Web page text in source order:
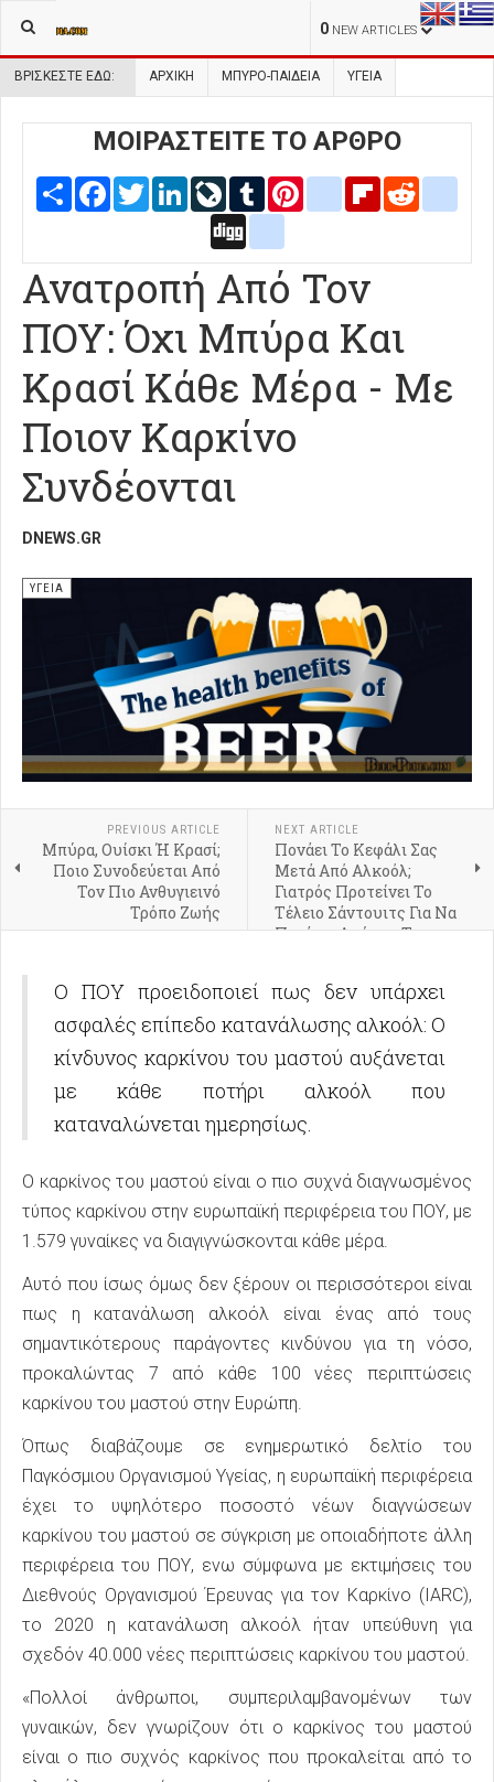
0 NEW ARTICLES
ΒΡΊΣΚΕΣΤΕ ΕΔΏ: ΑΡΧΙΚΉ ΜΠΥΡΟ-ΠΑΙΔΕΙΑ ΥΓΕΙΑ
ΜΟΙΡΑΣΤΕΙΤΕ ΤΟ ΑΡΘΡΟ
Share FacebookTwitterLinkedInLiveJournal
Tumblr Pinterestblogger_post
Flipboard
Ανατροπή Από Τον
ΠΟΥ: Όχι Μπύρα Και
Κρασί Κάθε Μέρα - Με
Ποιον Καρκίνο
Συνδέονται
DNEWS.GR
ΥΓΕΙΑ
PREVIOUS ARTICLE
Μπύρα, Ουίσκι Ή Κρασί;
Ποιο Συνοδεύεται Από
Τον Πιο Ανθυγιεινό
Τρόπο Ζωής
NEXT ARTICLE
Πονάει Το Κεφάλι Σας
Μετά Από Αλκοόλ;
Γιατρός Προτείνει Το
Τέλειο Σάντουιτς Για Να
Περάσει Αμέσως Το
Ο ΠΟΥ προειδοποιεί πως δεν υπάρχει
ασφαλές επίπεδο κατανάλωσης αλκοόλ: Ο
κίνδυνος καρκίνου του μαστού αυξάνεται
με κάθε ποτήρι αλκοόλ που
καταναλώνεται ημερησίως.
Ο καρκίνος του μαστού είναι ο πιο συχνά διαγνωσμένος
τύπος καρκίνου στην ευρωπαϊκή περιφέρεια του ΠΟΥ, με
1.579 γυναίκες να διαγιγνώσκονται κάθε μέρα.
Αυτό που ίσως όμως δεν ξέρουν οι περισσότεροι είναι
πως η κατανάλωση αλκοόλ είναι ένας από τους
σημαντικότερους παράγοντες κινδύνου για τη νόσο,
προκαλώντας 7 από κάθε 100 νέες περιπτώσεις
καρκίνου του μαστού στην Ευρώπη.
Όπως διαβάζουμε σε ενημερωτικό δελτίο του
Παγκόσμιου Οργανισμού Υγείας, η ευρωπαϊκή περιφέρεια
έχει το υψηλότερο ποσοστό νέων διαγνώσεων
καρκίνου του μαστού σε σύγκριση με οποιαδήποτε άλλη
περιφέρεια του ΠΟΥ, ενω σύμφωνα με εκτιμήσεις του
Διεθνούς Οργανισμού Έρευνας για τον Καρκίνο (IARC),
το 2020 η κατανάλωση αλκοόλ ήταν υπεύθυνη για
σχεδόν 40.000 νέες περιπτώσεις καρκίνου του μαστού.
«Πολλοί άνθρωποι, συμπεριλαμβανομένων των
γυναικών, δεν γνωρίζουν ότι ο καρκίνος του μαστού
είναι ο πιο συχνός καρκίνος που προκαλείται από το